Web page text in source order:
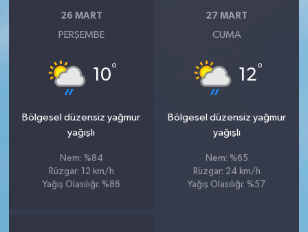
26 MART
PERŞEMBE
10°
Bölgesel düzensiz yağmur
yağışlı
Nem: %84
Rüzgar: 12 km/h
Yağış Olasılığı: %86
27 MART
CUMA
12°
Bölgesel düzensiz yağmur
yağışlı
Nem: %65
Rüzgar: 24 km/h
Yağış Olasılığı: %57